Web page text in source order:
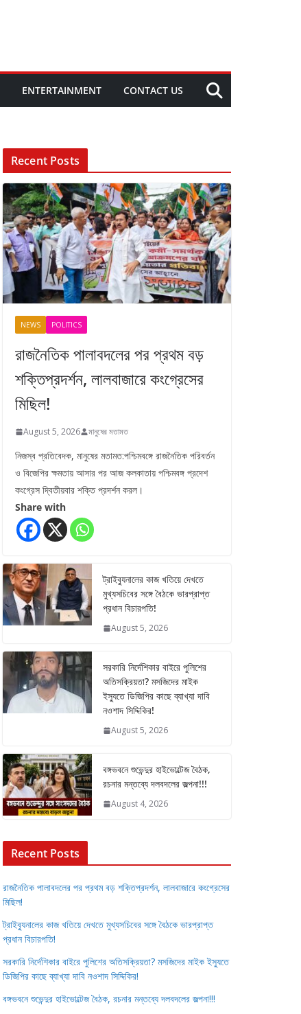
ENTERTAINMENT CONTACT US
Recent Posts
NEWS POLITICS
রাজনৈতিক পালাবদলের পর প্রথম বড়
শক্তিপ্রদর্শন, লালবাজারে কংগ্রেসের
মিছিল!
August 5, 2026 মানুষের মতামত
নিজস্ব প্রতিবেদক, মানুষের মতামত:পশ্চিমবঙ্গে রাজনৈতিক পরিবর্তন
ও বিজেপির ক্ষমতায় আসার পর আজ কলকাতায় পশ্চিমবঙ্গ প্রদেশ
কংগ্রেস দ্বিতীয়বার শক্তি প্রদর্শন করল।
Share with
ট্রাইব্যুনালের কাজ খতিয়ে দেখতে
মুখ্যসচিবের সঙ্গে বৈঠকে ভারপ্রাপ্ত
প্রধান বিচারপতি!
August 5, 2026
সরকারি নির্দেশিকার বাইরে পুলিশের
অতিসক্রিয়তা? মসজিদের মাইক
ইস্যুতে ডিজিপির কাছে ব্যাখ্যা দাবি
নওশাদ সিদ্দিকির!
August 5, 2026
বঙ্গভবনে শুভেন্দুর হাইভোল্টেজ বৈঠক,
রচনার মন্তব্যে দলবদলের জল্পনা!!!
August 4, 2026
Recent Posts
রাজনৈতিক পালাবদলের পর প্রথম বড় শক্তিপ্রদর্শন, লালবাজারে কংগ্রেসের
মিছিল!
ট্রাইব্যুনালের কাজ খতিয়ে দেখতে মুখ্যসচিবের সঙ্গে বৈঠকে ভারপ্রাপ্ত
প্রধান বিচারপতি!
সরকারি নির্দেশিকার বাইরে পুলিশের অতিসক্রিয়তা? মসজিদের মাইক ইস্যুতে
ডিজিপির কাছে ব্যাখ্যা দাবি নওশাদ সিদ্দিকির!
বঙ্গভবনে শুভেন্দুর হাইভোল্টেজ বৈঠক, রচনার মন্তব্যে দলবদলের জল্পনা!!!